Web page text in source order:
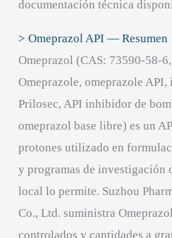
documentación técnica
> Omeprazol API — Resumen
Omeprazol (CAS: 73590-58-
Omeprazole, omeprazole
Prilosec, API inhibidor de
omeprazol base libre) es un
protones utilizado en
y programas de investigación
local lo permite. Suzhou
Co., Ltd. suministra
controlados y cantidades a